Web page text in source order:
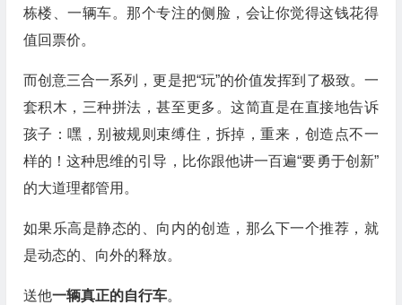
栋楼、一辆车。那个专注的侧脸，会让你觉得这钱花得
值回票价。
而创意三合一系列，更是把“玩”的价值发挥到了极致。一
套积木，三种拼法，甚至更多。这简直是在直接地告诉
孩子：嘿，别被规则束缚住，拆掉，重来，创造点不一
样的！这种思维的引导，比你跟他讲一百遍“要勇于创新”
的大道理都管用。
如果乐高是静态的、向内的创造，那么下一个推荐，就
是动态的、向外的释放。
送他一辆真正的自行车。